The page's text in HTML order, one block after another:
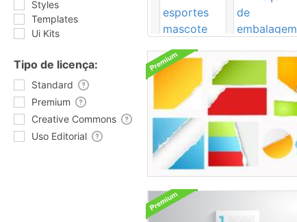
Styles
Templates
Ui Kits
Tipo de licença:
Standard
Premium
Creative Commons
Uso Editorial